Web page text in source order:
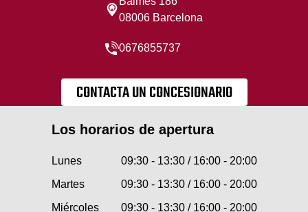
08006 Barcelona
0676855737
CONTACTA UN CONCESIONARIO
Los horarios de apertura
Lunes
09:30 - 13:30 / 16:00 - 20:00
Martes
09:30 - 13:30 / 16:00 - 20:00
Miércoles
09:30 - 13:30 / 16:00 - 20:00